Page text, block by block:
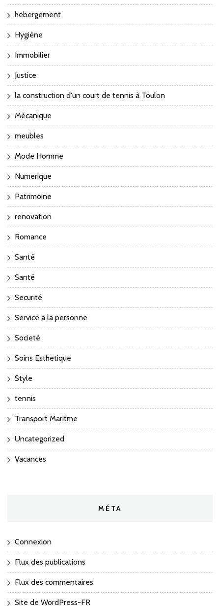
hebergement
Hygiène
Immobilier
Justice
la construction d'un court de tennis à Toulon
Mécanique
meubles
Mode Homme
Numerique
Patrimoine
renovation
Romance
Santé
Santé
Securité
Service a la personne
Societé
Soins Esthetique
Style
tennis
Transport Maritme
Uncategorized
Vacances
MÉTA
Connexion
Flux des publications
Flux des commentaires
Site de WordPress-FR